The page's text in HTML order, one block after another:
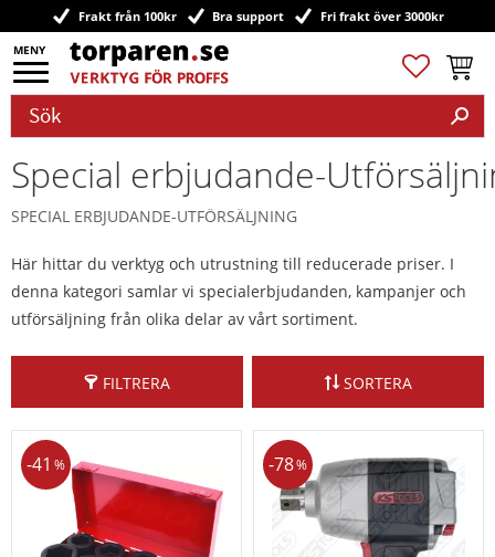
Meny
Frakt från 100kr Bra support Fri frakt över 3000kr
Favoriter
Special erbjudande-
SPECIAL ERBJUDANDE-UTFÖRSÄLJNING
Här hittar du verktyg och utrustning till reducerade priser. I
denna kategori samlar vi specialerbjudanden, kampanjer och
utförsäljning från olika delar av vårt sortiment.
FILTRERA SORTERA
41 % 78%